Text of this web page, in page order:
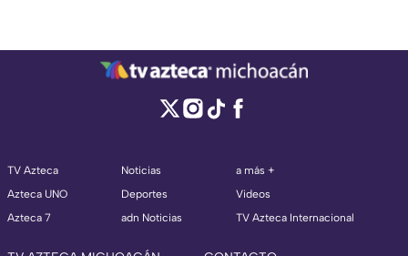
TV Azteca
Azteca UNO
Azteca 7
Noticias
Deportes
adn Noticias
a más +
Videos
TV Azteca Internacional